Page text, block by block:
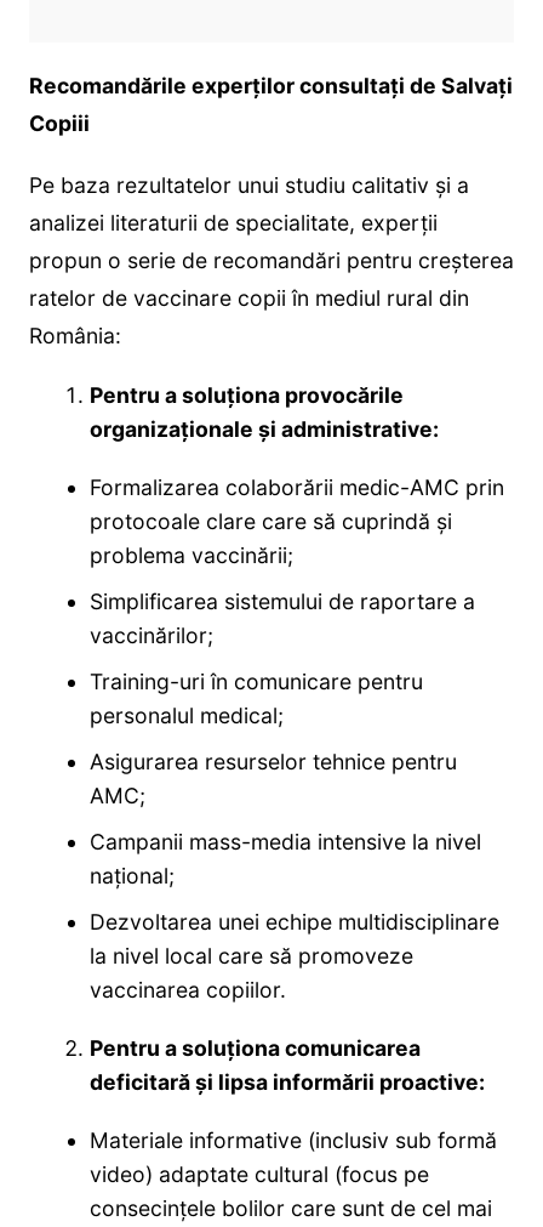
Recomandările experților consultați de Salvați
Copiii
Pe baza rezultatelor unui studiu calitativ și a
analizei literaturii de specialitate, experții
propun o serie de recomandări pentru creșterea
ratelor de vaccinare copii în mediul rural din
România:
Pentru a soluționa provocările
organizaționale și administrative:
Formalizarea colaborării medic-AMC prin
protocoale clare care să cuprindă și
problema vaccinării;
Simplificarea sistemului de raportare a
vaccinărilor;
Training-uri în comunicare pentru
personalul medical;
Asigurarea resurselor tehnice pentru
AMC;
Campanii mass-media intensive la nivel
național;
Dezvoltarea unei echipe multidisciplinare
la nivel local care să promoveze
vaccinarea copiilor.
Pentru a soluționa comunicarea
deficitară și lipsa informării proactive:
Materiale informative (inclusiv sub formă
video) adaptate cultural (focus pe
consecințele bolilor care sunt de cel mai